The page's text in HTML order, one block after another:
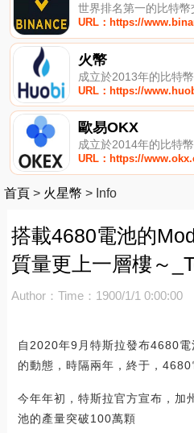
世界排名第一的比特幣
URL：https://
火幣
成立於2013年的比特
URL：https://
歐易OKX
成立於2014年的比特
URL：https://
首頁 > 火星幣 > Info
搭載4680電池的
質量更上一層樓～
Author： Time：1900/1/1 0:00:00
自2020年9月特斯拉發布4680
的動態，時隔兩年，終于，4680
今年年初，特斯拉官方宣布，加
池的產量突破100萬顆